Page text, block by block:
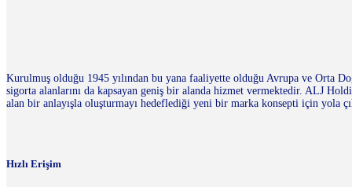
Kurulmuş olduğu 1945 yılından bu yana faaliyette olduğu Avrupa ve Orta
sigorta alanlarını da kapsayan geniş bir alanda hizmet vermektedir. ALJ
alan bir anlayışla oluşturmayı hedeflediği yeni bir marka konsepti için yola
Hızlı Erişim